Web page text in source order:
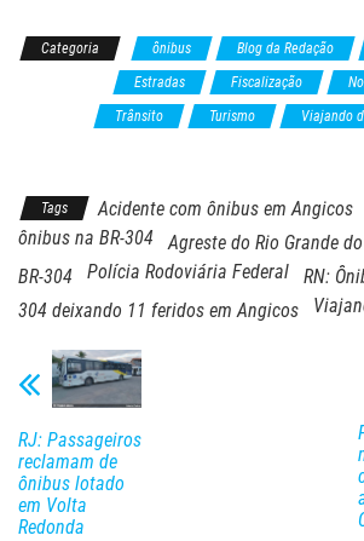
Categoria ônibus Blog da Redação
Estradas Fiscalização
Trânsito Turismo
Viajando
Tags Acidente com ônibus em Angicos
ônibus na BR-304
Agreste do Rio Grande
BR-304
Polícia Rodoviária Federal
RN:
304 deixando 11 feridos em Angicos
RJ: Passageiros
reclamam de
ônibus lotado
em Volta
Redonda